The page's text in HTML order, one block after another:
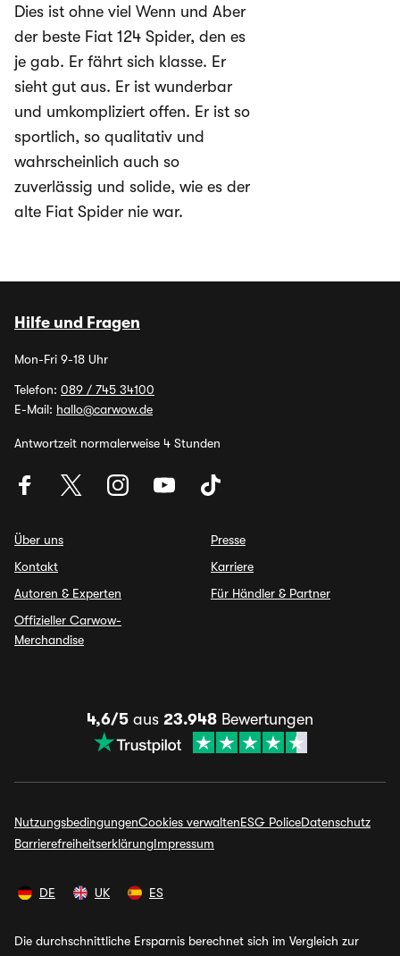
Dies ist ohne viel Wenn und Aber
der beste Fiat 124 Spider, den es
je gab. Er fährt sich klasse. Er
sieht gut aus. Er ist wunderbar
und umkompliziert offen. Er ist so
sportlich, so qualitativ und
wahrscheinlich auch so
zuverlässig und solide, wie es der
alte Fiat Spider nie war.
Hilfe und Fragen
Mon-Fri 9-18 Uhr
Telefon: 089 / 745 34100
E-Mail: hallo@carwow.de
Antwortzeit normalerweise 4 Stunden
Über uns
Kontakt
Autoren & Experten
Offizieller Carwow-
Merchandise
Presse
Karriere
Für Händler & Partner
4,6/5 aus 23.948 Bewertungen
NutzungsbedingungenCookies verwaltenESG PoliceDatenschutz
BarrierefreiheitserklärungImpressum
DE UK ES
Die durchschnittliche Ersparnis berechnet sich im Vergleich zur